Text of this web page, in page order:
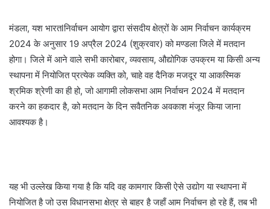
मंडला, यश भारतlनिर्वाचन आयोग द्वारा संसदीय क्षेत्रों के आम निर्वाचन कार्यक्रम
2024 के अनुसार 19 अप्रैल 2024 (शुक्रवार) को मण्डला जिले में मतदान
होगा। जिले में आने वाले सभी कारोबार, व्यवसाय, औद्योगिक उपक्रम या किसी अन्य
स्थापना में नियोजित प्रत्येक व्यक्ति को, चाहे वह दैनिक मजदूर या आकस्मिक
श्रमिक श्रेणी का ही हो, जो आगामी लोकसभा आम निर्वाचन 2024 में मतदान
करने का हकदार है, को मतदान के दिन सवैतनिक अवकाश मंजूर किया जाना
आवश्यक है।
यह भी उल्लेख किया गया है कि यदि वह कामगार किसी ऐसे उद्योग या स्थापना में
नियोजित है जो उस विधानसभा क्षेत्र से बाहर है जहाँ आम निर्वाचन हो रहे हैं, तब भी